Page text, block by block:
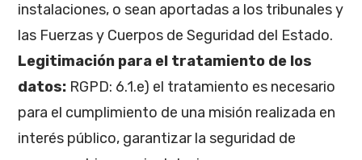
instalaciones, o sean aportadas a los tribunales y
las Fuerzas y Cuerpos de Seguridad del Estado.
Legitimación para el tratamiento de los
datos: RGPD: 6.1.e) el tratamiento es necesario
para el cumplimiento de una misión realizada en
interés público, garantizar la seguridad de